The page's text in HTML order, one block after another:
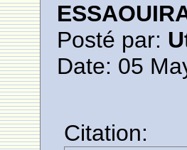
Posté par:
Date: 05
Citation: